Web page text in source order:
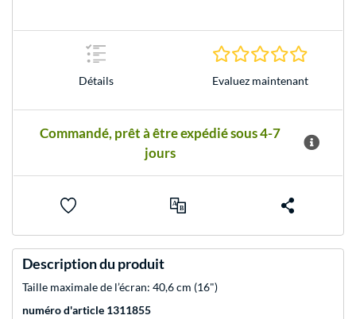
Détails Evaluez maintenant
Commandé, prêt à être expédié sous 4-7
jours
Description du produit
Taille maximale de l’écran: 40,6 cm (16")
numéro d'article 1311855